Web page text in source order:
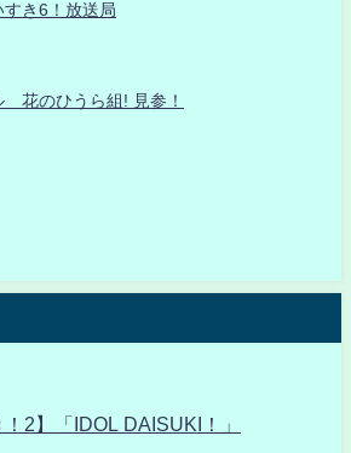
き6！放送局
花のひうら組! 見参！
2】「IDOL DAISUKI！」